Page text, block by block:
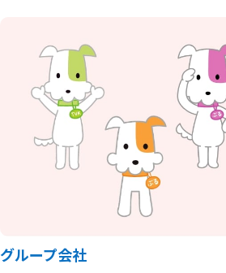
グループ会社